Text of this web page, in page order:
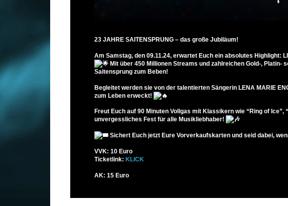
23 JAHRE SAITENSPRUNG – das große Jubiläum!
Am Samstag, den 09.11.24, erwartet Euch ein absolutes Highlight:
Mit über 450 Millionen Streams und zahlreichen Gold-, Platin-
Saitensprung zum Beben!
Begleitet werden sie von der talentierten Sängerin LENA MARIE
zum Leben erweckt!
Freut Euch auf 90 Minuten Vollgas mit Klassikern wie “Ring of
unvergessliches Fest für alle Musikliebhaber!
Sichert Euch jetzt Eure Vorverkaufskarten und seid dabei,
VVK: 10 Euro
Ticketlink: KLICK
AK: 15 Euro